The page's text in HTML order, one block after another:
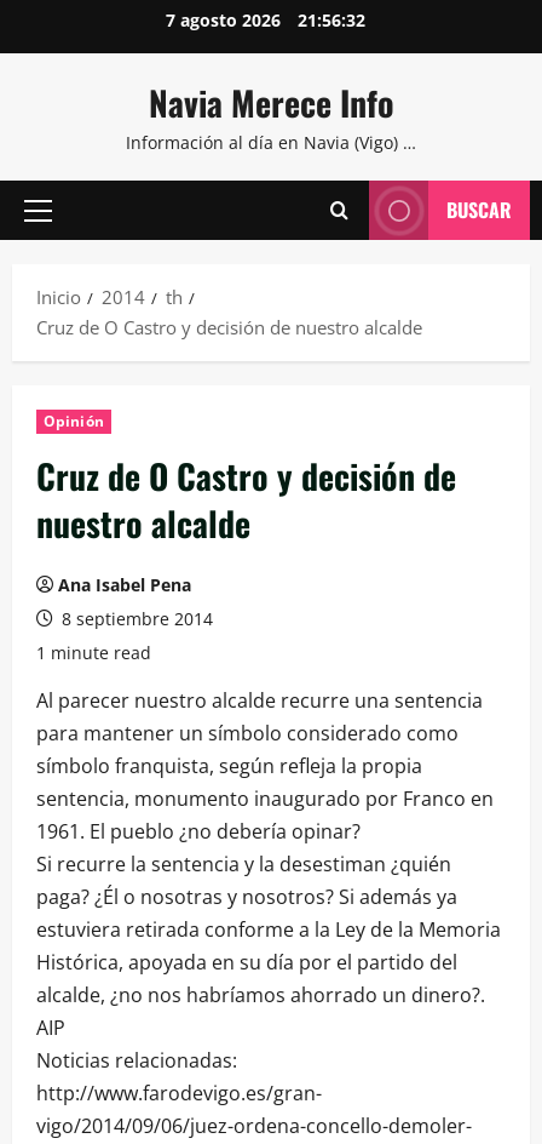
al
7 agosto 2026 21:56:33
Navia Merece Info
Información al día en Navia (Vigo) …
Menú
BUSCAR
Inicio 2014
th
Cruz de O Castro y decisión de nuestro alcalde
Opinión
Cruz de O Castro y decisión de
nuestro alcalde
Ana Isabel Pena
8 septiembre 2014
1 minute read
Al parecer nuestro alcalde recurre una sentencia
para mantener un símbolo considerado como
símbolo franquista, según refleja la propia
sentencia, monumento inaugurado por Franco en
1961. El pueblo ¿no debería opinar?
Si recurre la sentencia y la desestiman ¿quién
paga? ¿Él o nosotras y nosotros? Si además ya
estuviera retirada conforme a la Ley de la Memoria
Histórica, apoyada en su día por el partido del
alcalde, ¿no nos habríamos ahorrado un dinero?.
AIP
Noticias relacionadas:
http://www.farodevigo.es/gran-
vigo/2014/09/06/juez-ordena-concello-demoler-